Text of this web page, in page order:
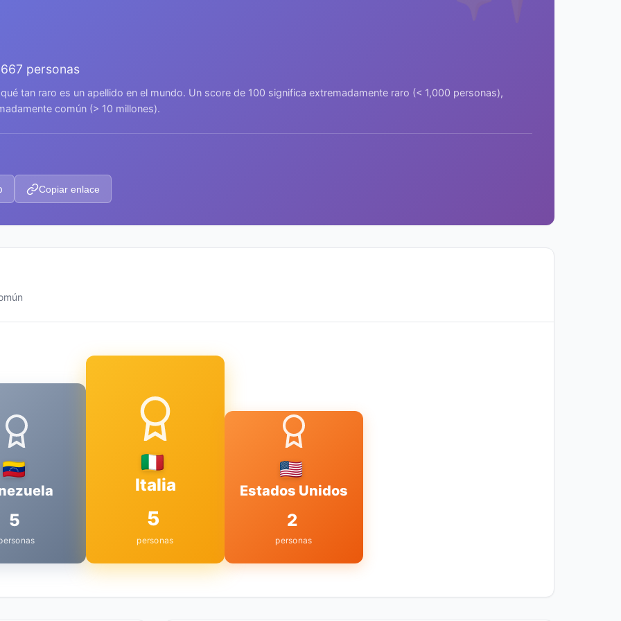
personas
tan raro es un apellido en el mundo. Un score de 100 significa extremadamente raro (< 1,000 personas),
común (> 10 millones).
Copiar enlace
5
Italia
5
personas
Estados Unidos
2
personas